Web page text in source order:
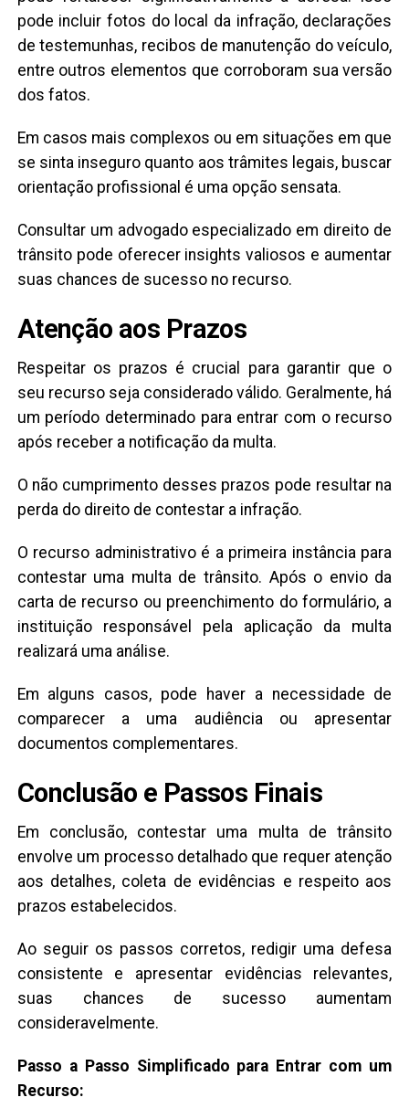
pode incluir fotos do local da infração, declarações
de testemunhas, recibos de manutenção do veículo,
entre outros elementos que corroboram sua versão
dos fatos.
Em casos mais complexos ou em situações em que
se sinta inseguro quanto aos trâmites legais, buscar
orientação profissional é uma opção sensata.
Consultar um advogado especializado em direito de
trânsito pode oferecer insights valiosos e aumentar
suas chances de sucesso no recurso.
Atenção aos Prazos
Respeitar os prazos é crucial para garantir que o
seu recurso seja considerado válido. Geralmente, há
um período determinado para entrar com o recurso
após receber a notificação da multa.
O não cumprimento desses prazos pode resultar na
perda do direito de contestar a infração.
O recurso administrativo é a primeira instância para
contestar uma multa de trânsito. Após o envio da
carta de recurso ou preenchimento do formulário, a
instituição responsável pela aplicação da multa
realizará uma análise.
Em alguns casos, pode haver a necessidade de
comparecer a uma audiência ou apresentar
documentos complementares.
Conclusão e Passos Finais
Em conclusão, contestar uma multa de trânsito
envolve um processo detalhado que requer atenção
aos detalhes, coleta de evidências e respeito aos
prazos estabelecidos.
Ao seguir os passos corretos, redigir uma defesa
consistente e apresentar evidências relevantes,
suas chances de sucesso aumentam
consideravelmente.
Passo a Passo Simplificado para Entrar com um
Recurso: